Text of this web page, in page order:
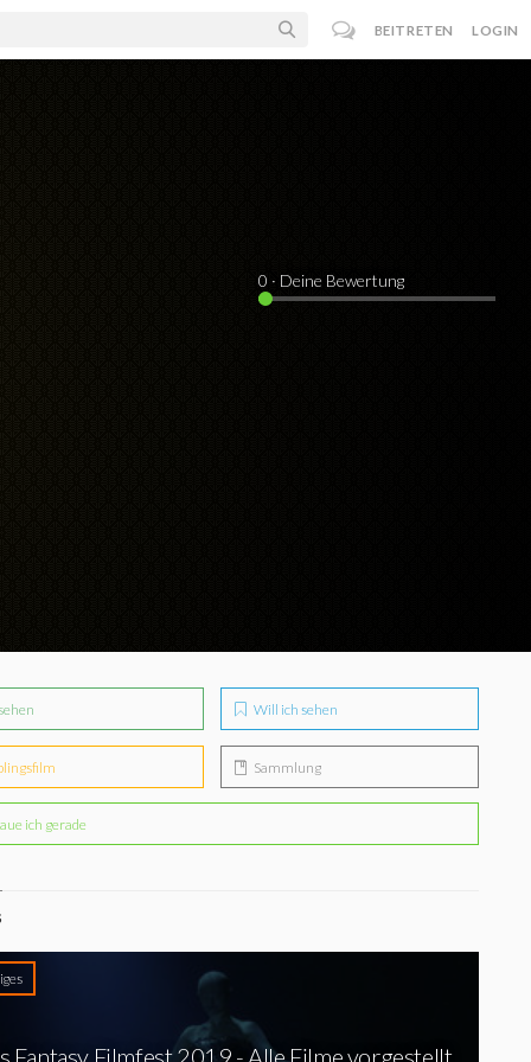
BEITRETEN LOGIN
0 · Deine Bewertung
Will ich sehen
Sammlung
ich gerade
Fantasy Filmfest 2019 - Alle Filme vorgestellt